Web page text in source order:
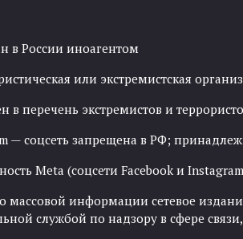
в России иноагентом
или экстремистская
в перечень экстремистов и
— соцсеть запрещена в РФ;
Meta (соцсети Facebook и
массовой информации сетевое
службой по надзору в сфере